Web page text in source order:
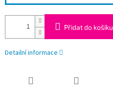
Přidat do košíku
Detailní informace